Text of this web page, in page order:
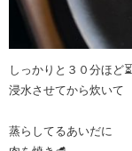
しっかりと３０分ほど⏳
浸水させてから炊いて
蒸らしてるあいだに